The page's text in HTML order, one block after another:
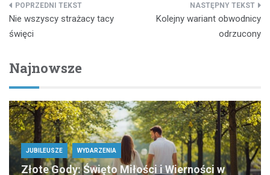
Nawigacja
wpisu
Nie wszyscy strażacy tacy
święci
Kolejny wariant obwodnicy
odrzucony
Najnowsze
JUBILEUSZE WYDARZENIA
Złote Gody: Święto Miłości i Wierności w